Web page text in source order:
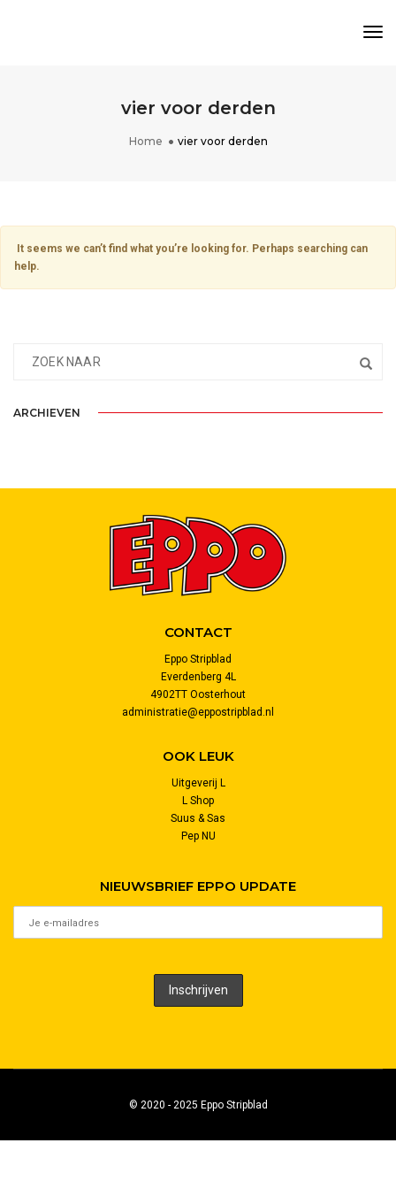
vier voor derden
Home vier voor derden
It seems we can’t find what you’re looking for. Perhaps searching can
help.
ARCHIEVEN
CONTACT
Eppo Stripblad
Everdenberg 4L
4902TT Oosterhout
administratie@eppostripblad.nl
OOK LEUK
Uitgeverij L
L Shop
Suus & Sas
Pep NU
NIEUWSBRIEF EPPO UPDATE
© 2020 - 2025 Eppo Stripblad